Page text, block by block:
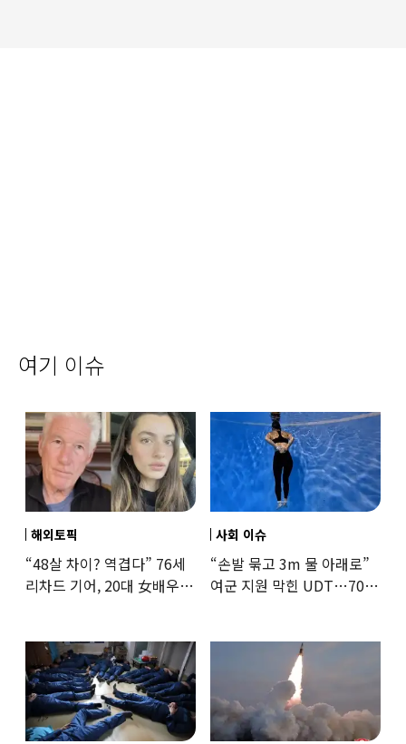
여기 이슈
해외토픽
“48살 차이? 역겹다” 76세
리차드 기어, 20대 女배우와
사회 이슈
“손발 묶고 3m 물 아래로”
여군 지원 막힌 UDT…707